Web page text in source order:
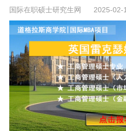
国际在职硕士研究生网 2025-02-